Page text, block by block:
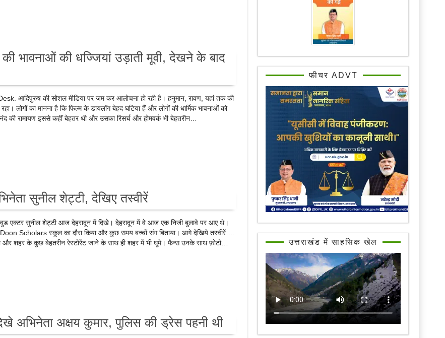
भावनाओं की धज्जियां उड़ाती मूवी, देखने के बाद
आदिपुरुष की सोशल मीडिया पर जम कर आलोचना हो रही है। हनुमान, रावण, यहां तक की
लोगों का मानना है कि फिल्म के डायलॉग बेहद घटिया हैं और लोगों की धार्मिक भावनाओं को
की रामायण इससे कहीं बेहतर थी और उसका रिसर्च और होमवर्क भी बेहतरीन…
सुनील शेट्टी, देखिए तस्वीरें
एक्टर सुनील शेट्टी आज देहरादून में दिखे। देहरादून में वे आज एक निजी बुलावे पर आए थे।
Doon Scholars स्कूल का दौरा किया और कुछ समय बच्चों संग बिताया। आगे देखिये तस्वीरें….
और शहर के कुछ बेहतरीन रेस्टोरेंट जाने के साथ ही शहर में भी घूमे। फैन्स उनके साथ फ़ोटो…
अभिनेता अक्षय कुमार, पुलिस की ड्रेस पहनी थी
फीचर ADVT
उत्तराखंड में साहसिक खेल